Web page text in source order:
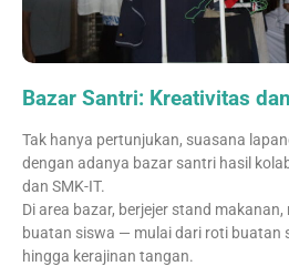
Bazar Santri: Kreativitas
Tak hanya pertunjukan, suasana
dengan adanya bazar santri hasil
dan SMK-IT.
Di area bazar, berjejer stand
buatan siswa — mulai dari roti buatan
hingga kerajinan tangan.